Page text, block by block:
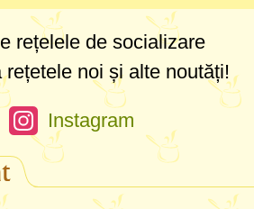
rețelele de socializare
rețetele noi și alte noutăți!
Instagram